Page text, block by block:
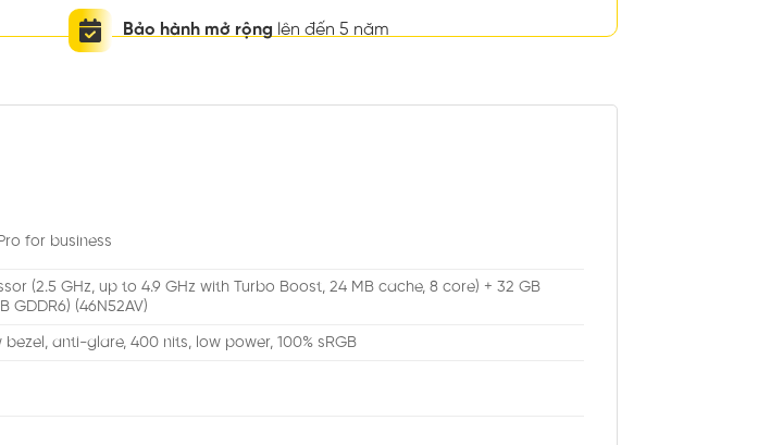
Bảo hành mở rộng lên đến 5 năm
for business
(2.5 GHz, up to 4.9 GHz with Turbo Boost, 24 MB cache, 8 core) + 32 GB
GDDR6) (46N52AV)
bezel, anti-glare, 400 nits, low power, 100% sRGB